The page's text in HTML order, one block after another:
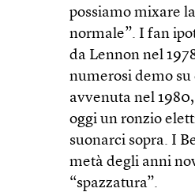
possiamo mixare
normale”. I fan
da Lennon nel
numerosi demo
avvenuta nel
oggi un ronzio
suonarci sopra. I
metà degli anni
“spazzatura”.